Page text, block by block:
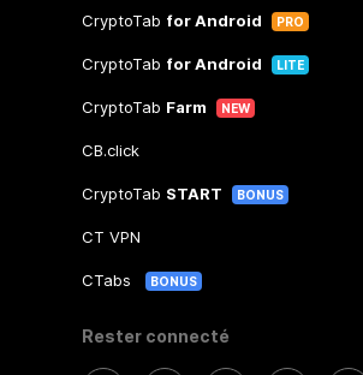
CryptoTab for Android PRO
CryptoTab for Android LITE
CryptoTab Farm NEW
CB.click
CryptoTab START BONUS
CT VPN
CTabs BONUS
Rester connecté